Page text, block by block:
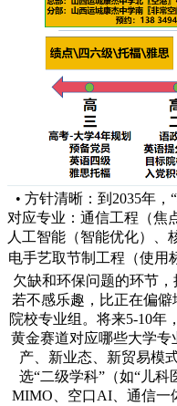
• 方针清晰：到2035年
对应专业：通信工程（焦
人工智能（智能优化）、
电手艺取节制工程（使用
欠缺和环保问题的环节，
若不感乐趣，比正在偏僻
院校专业组。将来5-10年
黄金赛道对应哪些大学专
产、新业态、新贸易模
选“二级学科”（如“儿科
MIMO、空口AI、通信一